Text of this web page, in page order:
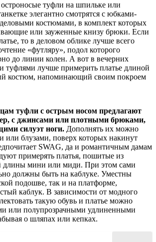
остроносые туфли на шпильке или
элегантно смотрятся с юбками-
костюмами, в комплект которых
или зауженные книзу брюки. Если
то в деловом облике лучше всего
«футляру», подол которого
до линии колен. А вот в вечерних
туфлями лучше примерить платье длиной
костюм, напоминающий своим покроем
туфли с острым носом предлагают
с джинсами или плотными брюками,
силуэт ноги. Дополнять их можно
или блузами, поверх которых накинут
SWAG, да и романтичным дамам
примерять платья, пошитые из
длины мини или миди. При этом сами
должны быть на каблуке. Уместны
подошве, так и на платформе,
каблук. В зависимости от модного
такую обувь и платье можно
или полупрозрачными удлиненными
о шляпах или кепках.